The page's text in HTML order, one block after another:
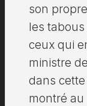
son
les
ceux qui
ministre
dans
montré